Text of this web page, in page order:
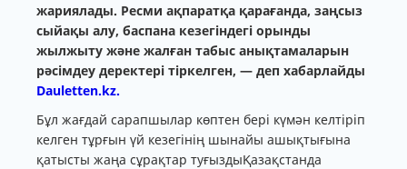
жариялады. Ресми ақпаратқа қарағанда, заңсыз
сыйақы алу, баспана кезегіндегі орынды
жылжыту және жалған табыс анықтамаларын
рәсімдеу деректері тіркелген, — деп хабарлайды
Dauletten.kz.
Бұл жағдай сарапшылар көптен бері күмән келтіріп
келген тұрғын үй кезегінің шынайы ашықтығына
қатысты жаңа сұрақтар туғыздыҚазақстанда